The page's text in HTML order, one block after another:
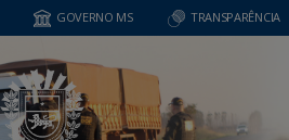
GOVERNO MS TRANSPARÊNCIA